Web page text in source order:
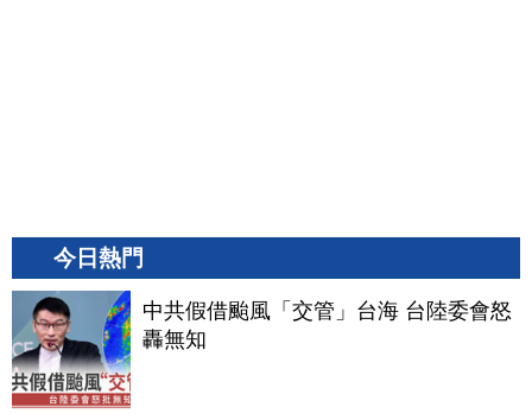
今日熱門
中共假借颱風「交管」台海 台陸委會怒
轟無知